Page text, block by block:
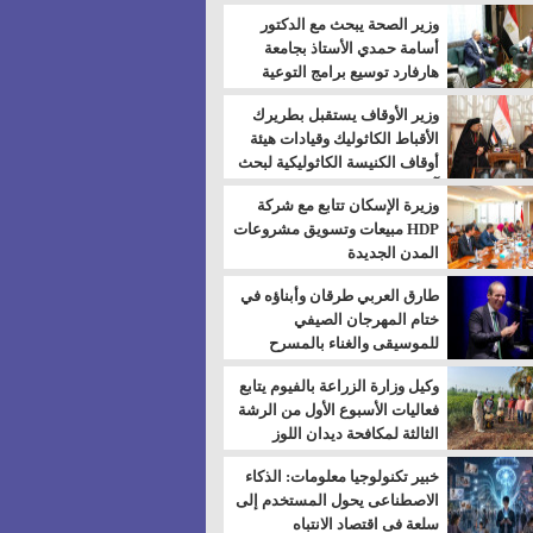
بالسويس
وزير الصحة يبحث مع الدكتور
أسامة حمدي الأستاذ بجامعة
هارفارد توسيع برامج التوعية
بمرض السكري
وزير الأوقاف يستقبل بطريرك
الأقباط الكاثوليك وقيادات هيئة
أوقاف الكنيسة الكاثوليكية لبحث
آفاق التعاون المشترك
وزيرة الإسكان تتابع مع شركة
HDP مبيعات وتسويق مشروعات
المدن الجديدة
طارق العربي طرقان وأبناؤه في
ختام المهرجان الصيفي
للموسيقى والغناء بالمسرح
المكشوف
وكيل وزارة الزراعة بالفيوم يتابع
فعاليات الأسبوع الأول من الرشة
الثالثة لمكافحة ديدان اللوز
للقطن
خبير تكنولوجيا معلومات: الذكاء
الاصطناعى يحول المستخدم إلى
سلعة فى اقتصاد الانتباه